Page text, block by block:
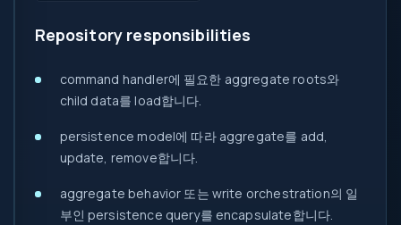
Repository responsibilities
command handler에 필요한 aggregate roots와
child data를 load합니다.
persistence model에 따라 aggregate를 add,
update, remove합니다.
aggregate behavior 또는 write orchestration의 일
부인 persistence query를 encapsulate합니다.